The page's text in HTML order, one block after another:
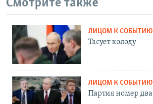
Смотрите также
ЛИЦОМ К СОБЫТИЮ
Тасует колоду
ЛИЦОМ К СОБЫТИЮ
Партия номер два